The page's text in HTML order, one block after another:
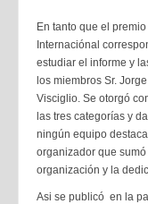
En tanto que el
Internaciónal
estudiar el informe y
los miembros Sr.
Visciglio. Se otorgó
las tres categorías y
ningún equipo
organizador que
organización y la
Asi se publicó en la